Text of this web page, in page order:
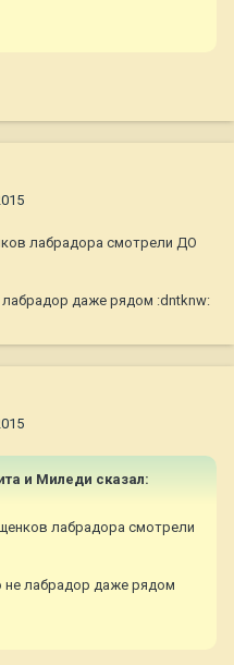
лабрадора смотрели ДО
даже рядом :dntknw:
и Миледи сказал:
лабрадора смотрели
не лабрадор даже рядом